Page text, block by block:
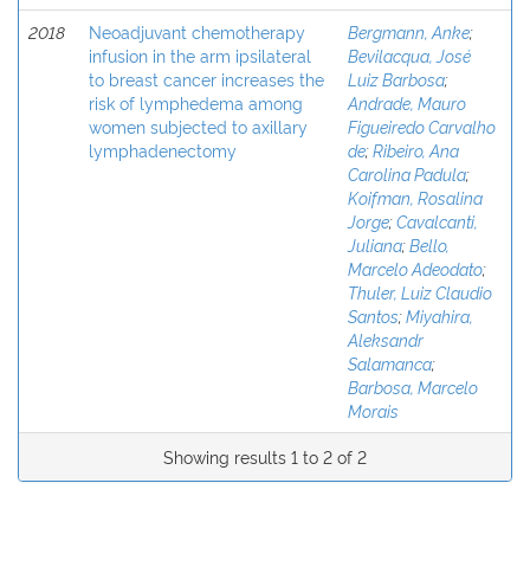
2018
Neoadjuvant chemotherapy
infusion in the arm ipsilateral
to breast cancer increases the
risk of lymphedema among
women subjected to axillary
lymphadenectomy
Bergmann, Anke;
Bevilacqua, José
Luiz Barbosa;
Andrade, Mauro
Figueiredo Carvalho
de;Ribeiro, Ana
Carolina Padula;
Koifman, Rosalina
Jorge;Cavalcanti,
Juliana;Bello,
Marcelo Adeodato;
Thuler, Luiz Claudio
Santos;Miyahira,
Aleksandr
Salamanca;
Barbosa, Marcelo
Morais
Showing results 1 to 2 of 2